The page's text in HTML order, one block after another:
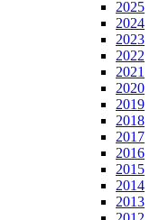
2025
2024
2023
2022
2021
2020
2019
2018
2017
2016
2015
2014
2013